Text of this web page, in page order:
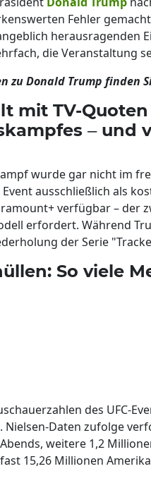
Fehler
herausragenden
die Veranstaltung
zu Donald Trump finden
mit TV-Quoten
– und
wurde gar nicht im
ausschließlich als
verfügbar – der
erfordert. Während
der Serie
So viele
des UFC-
Nielsen-Daten zufolge
weitere 1,2
15,26 Millionen